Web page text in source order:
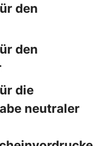
den
den
die
neutraler